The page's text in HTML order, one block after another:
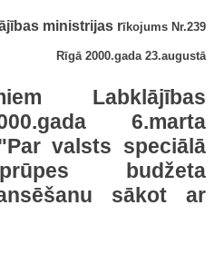
ministrijas rīkojums Nr.239
Rīgā 2000.gada 23.augustā
Labklājības
6.marta
valsts speciālā
budžeta
sākot ar